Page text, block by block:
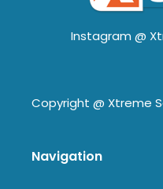
Instagram @
Copyright @ Xtreme
Navigation